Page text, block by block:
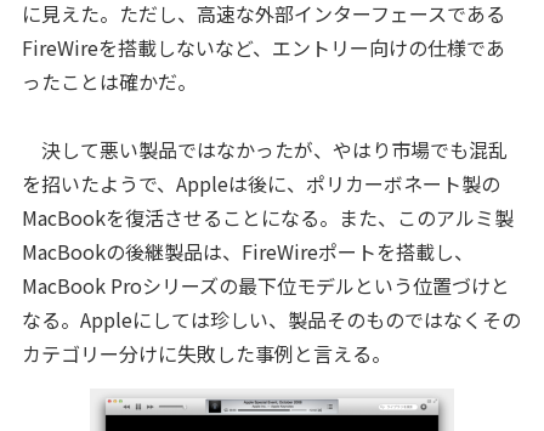
に見えた。ただし、高速な外部インターフェースである
FireWireを搭載しないなど、エントリー向けの仕様であ
ったことは確かだ。
決して悪い製品ではなかったが、やはり市場でも混乱
を招いたようで、Appleは後に、ポリカーボネート製の
MacBookを復活させることになる。また、このアルミ製
MacBookの後継製品は、FireWireポートを搭載し、
MacBook Proシリーズの最下位モデルという位置づけと
なる。Appleにしては珍しい、製品そのものではなくその
カテゴリー分けに失敗した事例と言える。